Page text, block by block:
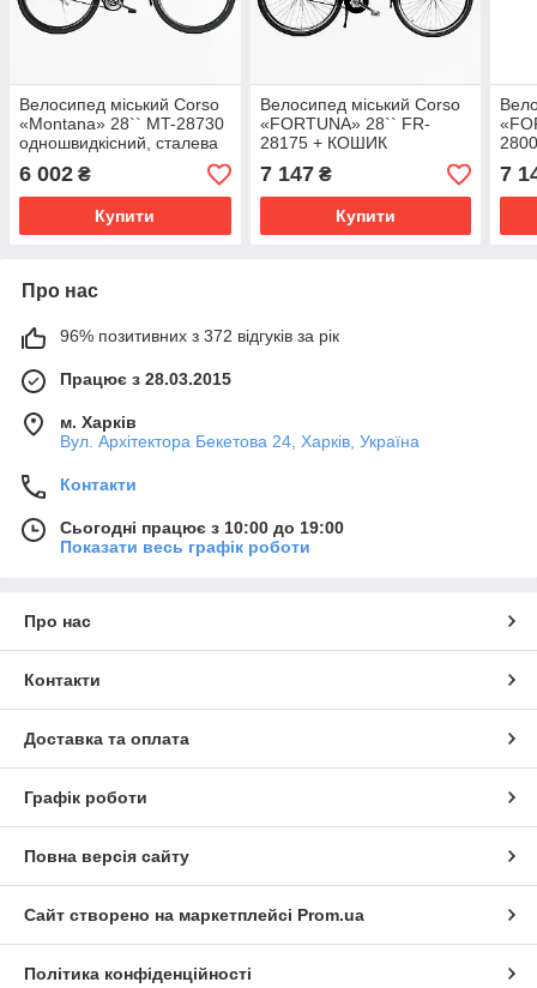
Велосипед міський Corso
«Montana» 28`` MT-28730
одношвидкісний, сталева
рама 20``, багажник
6 002 ₴
Купити
Велосипед міський Corso
«FORTUNA» 28`` FR-
28175 + КОШИК
одношвидкісний, сталева
рама 20``, корзина,
багажник
7 147₴
Купити
7
Про нас
96% позитивних з 372 відгуків за рік
Працює з 28.03.2015
м. Харків
Вул. Архітектора Бекетова 24, Харків, Україна
Контакти
Сьогодні працює з 10:00 до 19:00
Показати весь графік роботи
Про нас
Контакти
Доставка та оплата
Графік роботи
Повна версія сайту
Сайт створено на маркетплейсі Prom.ua
Політика конфіденційності